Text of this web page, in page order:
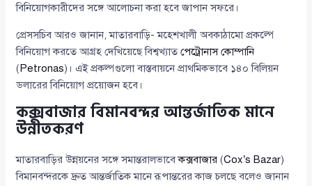
বিনিয়োগকারীদের সঙ্গে আলোচনা করা হবে জাপান সফরে।
প্রেসসচিব আরও জানান, মাতারবাড়ি- মহেশখালী অবকাঠামো প্রকল্পে
বিনিয়োগ করতে আগ্রহ দেখিয়েছে বিশ্বখ্যাতপেট্রোনাস কোম্পানি
( Petronas)। এই প্রকল্পগুলো বাস্তবায়নে প্রাথমিকভাবে ১৪০ বিলিয়ন
ডলারের বিনিয়োগ প্রয়োজন হবে।
কক্সবাজার বিমানবন্দর আন্তর্জাতিক মানে
উন্নীতকরণ
মাতারবাড়ির উন্নয়নের সঙ্গে সমান্তরালভাবেকক্সবাজার (Cox’s Bazar)
বিমানবন্দরকে দ্রুত আন্তর্জাতিক মানে রূপান্তরের কাজ চলছে বলেও জানান